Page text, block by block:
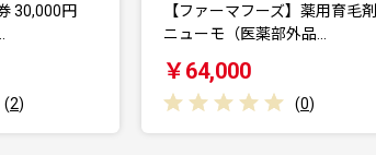
薬用育毛剤
品…
(0)
【 グランマーブル 】京都三色
メイプルキャラメル…
￥10,000
(0)